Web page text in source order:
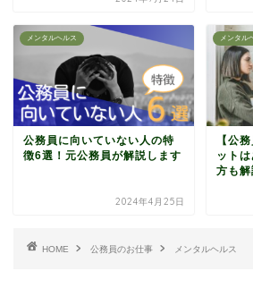
メンタルヘルス
公務員に向いていない人の特
徴6選！元公務員が解説します
2024年4月25日
メンタル
【公
ット
方も解
HOME 公務員のお仕事 メンタルヘルス